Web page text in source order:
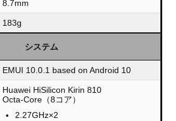
8.7mm
183g
システム
EMUI 10.0.1 based on Android 10
Huawei HiSilicon Kirin 810
Octa-Core（8コア）
2.27GHz×2